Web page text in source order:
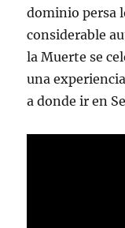
dominio persa
considerable
la Muerte se
una
a donde ir en